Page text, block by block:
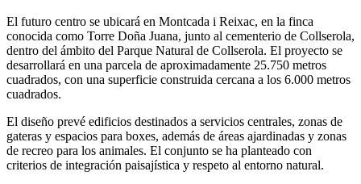
El futuro centro se ubicará en Montcada i Reixac, en la finca
conocida como Torre Doña Juana, junto al cementerio de Collserola,
dentro del ámbito del Parque Natural de Collserola. El proyecto se
desarrollará en una parcela de aproximadamente 25.750 metros
cuadrados, con una superficie construida cercana a los 6.000 metros
cuadrados.
El diseño prevé edificios destinados a servicios centrales, zonas de
gateras y espacios para boxes, además de áreas ajardinadas y zonas
de recreo para los animales. El conjunto se ha planteado con
criterios de integración paisajística y respeto al entorno natural.